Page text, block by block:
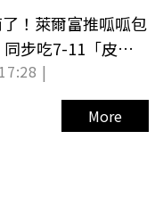
！萊爾富推呱呱包
步吃7-11「皮蛋
|
More